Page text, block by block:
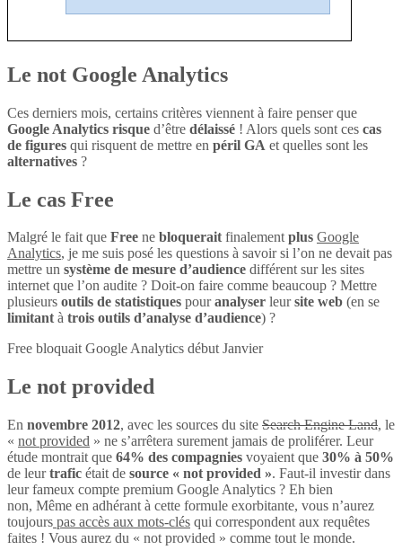
Le not Google Analytics
Ces derniers mois, certains critères viennent à faire penser que
Google Analytics risque d’être délaissé ! Alors quels sont ces cas
de figures qui risquent de mettre en péril GA et quelles sont les
alternatives ?
Le cas Free
Malgré le fait que Free ne bloqueraitfinalementplus Google
Analytics, je me suis posé les questions à savoir si l’on ne devait pas
mettre un système de mesure d’audience différent sur les sites
internet que l’on audite ? Doit-on faire comme beaucoup ? Mettre
plusieurs outils de statistiques pouranalyser leursite web (en se
limitantà trois outils d’analyse d’audience) ?
Free bloquait Google Analytics début Janvier
Le not provided
En novembre 2012, avec les sources du site Search Engine Land, le
« not provided » ne s’arrêtera surement jamais de proliférer. Leur
étude montrait que 64% des compagnies voyaient que 30% à 50%
de leurtrafic était de source « not provided ». Faut-il investir dans
leur fameux compte premium Google Analytics ? Eh bien
non, Même en adhérant à cette formule exorbitante, vous n’aurez
toujours pas accès aux mots-clés qui correspondent aux requêtes
faites ! Vous aurez du « not provided » comme tout le monde.